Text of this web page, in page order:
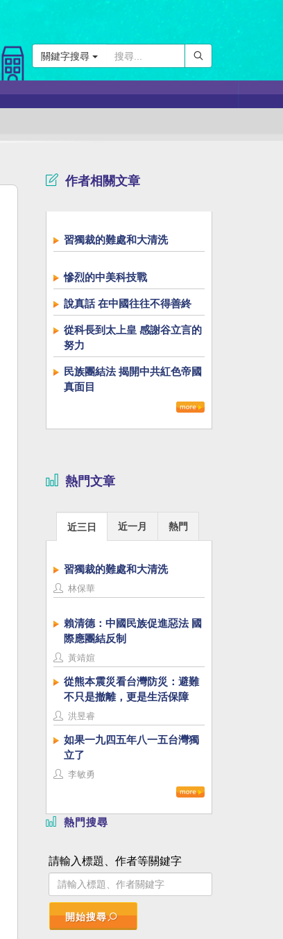
關鍵字搜尋
作者相關文章
習獨裁的難處和大清洗
慘烈的中美科技戰
說真話 在中國往往不得善終
從科長到太上皇 感謝谷立言的
努力
民族團結法 揭開中共紅色帝國
真面目
熱門文章
近三日 近一月 熱門
習獨裁的難處和大清洗
林保華
賴清德：中國民族促進惡法 國
際應團結反制
黃靖媗
從熊本震災看台灣防災：避難
不只是撤離，更是生活保障
洪昱睿
如果一九四五年八一五台灣獨
立了
李敏勇
熱門搜尋
請輸入標題、作者等關鍵字
開始搜尋